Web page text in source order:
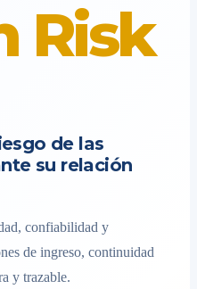
Risk
de las
su relación
confiabilidad y
de ingreso, continuidad
y trazable.